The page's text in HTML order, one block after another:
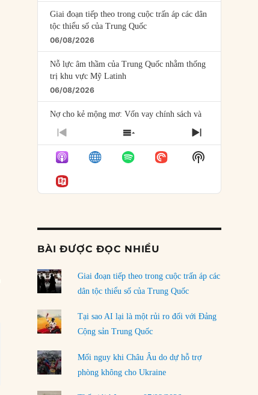
Giai đoạn tiếp theo trong cuộc trấn áp các dân
tộc thiểu số của Trung Quốc
06/08/2026
Nỗ lực âm thầm của Trung Quốc nhằm thống
trị khu vực Mỹ Latinh
06/08/2026
Nợ cho kẻ mộng mơ: Vốn vay chính sách và
giới hạn của việc cho startup vay vốn
Mỹ Latinh đang trở thành “phòng thí nghiệm”
của phe cánh hữu mới
04/08/2026
Ngoại trưởng Nhật Bản?
Dương
03/08/2026
Đặt cược vào thất bại: Các quỹ đầu tư mạo
hiểm quốc gia và khía cạnh chính trị của vốn
02/08/2026
Làm thế nào để kết thúc Chiến tranh Iran?
01/08/2026
PREVIOUS
EPISODE
SHOW
EPISODES
LIST
NEXT
EPISODE
Show
Podcast
BÀI ĐƯỢC ĐỌC NHIỀU
Giai đoạn tiếp theo trong cuộc trấn áp các
dân tộc thiểu số của Trung Quốc
Tại sao AI lại là một rủi ro đối với Đảng
Cộng sản Trung Quốc
Mối nguy khi Châu Âu do dự hỗ trợ
phòng không cho Ukraine